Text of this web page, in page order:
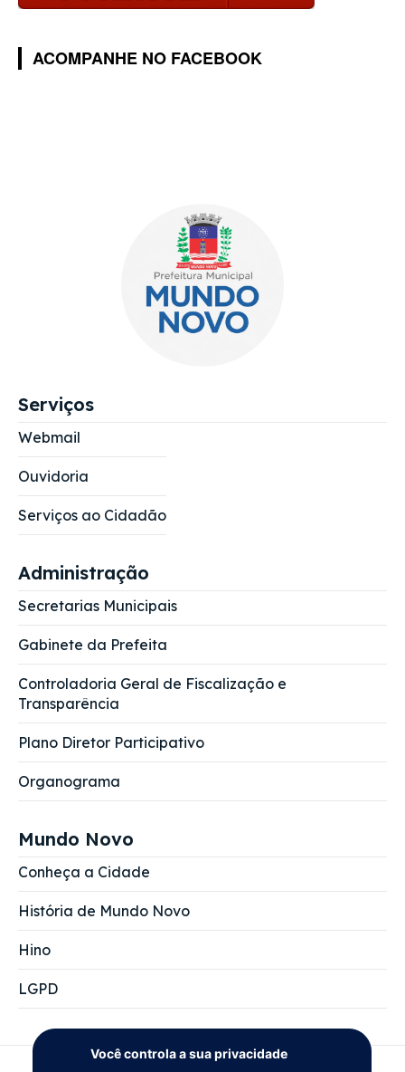
ACOMPANHE NO FACEBOOK
Serviços
Webmail
Ouvidoria
Serviços ao Cidadão
Administração
Secretarias Municipais
Gabinete da Prefeita
Controladoria Geral de Fiscalização e
Transparência
Plano Diretor Participativo
Organograma
Mundo Novo
Conheça a Cidade
História de Mundo Novo
Hino
LGPD
Você controla a sua privacidade